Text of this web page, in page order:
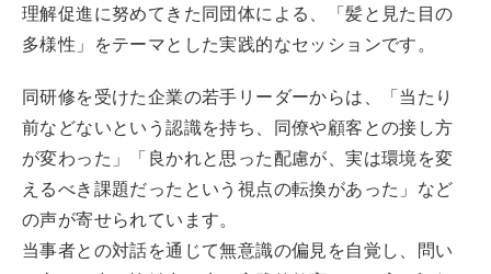
理解促進に努めてきた同団体による、「髪と見た目の
多様性」をテーマとした実践的なセッションです。
同研修を受けた企業の若手リーダーからは、「当たり
前などないという認識を持ち、同僚や顧客との接し方
が変わった」「良かれと思った配慮が、実は環境を変
えるべき課題だったという視点の転換があった」など
の声が寄せられています。
当事者との対話を通じて無意識の偏見を自覚し、問い